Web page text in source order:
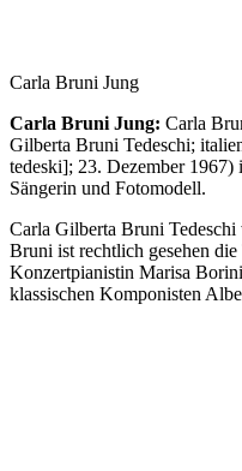
Carla Bruni Jung
Carla Bruni Jung: Carla
Gilberta Bruni Tedeschi;
tedeski]; 23. Dezember 1967)
Sängerin und Fotomodell.
Carla Gilberta Bruni
Bruni ist rechtlich gesehen
Konzertpianistin Marisa
klassischen Komponisten